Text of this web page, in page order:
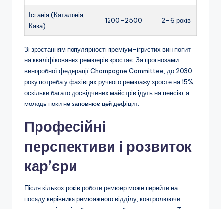
Іспанія (Каталонія,
Кава)
1200–2500 2–6 років
Зі зростанням популярності преміум-ігристих вин попит
на кваліфікованих ремюерів зростає. За прогнозами
виноробної федерації Champagne Committee, до 2030
року потреба у фахівцях ручного ремюажу зросте на 15%,
оскільки багато досвідчених майстрів ідуть на пенсію, а
молодь поки не заповнює цей дефіцит.
Професійні
перспективи і розвиток
кар’єри
Після кількох років роботи ремюер може перейти на
посаду керівника ремюажного відділу, контролюючи